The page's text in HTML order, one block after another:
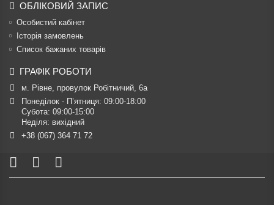
ОБЛІКОВИЙ ЗАПИС
Особистий кабінет
Історія замовлень
Список бажаних товарів
ГРАФІК РОБОТИ
м. Рівне, провулок Робітничий, 6а
Понеділок - П’ятниця: 09:00-18:00
Субота: 09:00-15:00
Неділя: вихідний
+38 (067) 364 71 72